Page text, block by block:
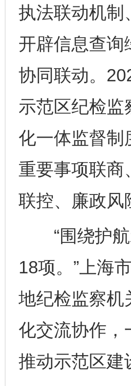
执法联动机制
开辟信息查询
协同联动。
示范区纪检
化一体监督制
重要事项联商
联控、廉政
“围绕护航
18项。”上海
地纪检监察机
化交流协作，
推动示范区建